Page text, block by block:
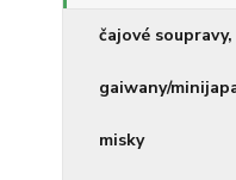
čajové
gaiwany/
misky